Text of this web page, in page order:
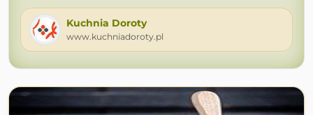
Kuchnia Doroty
www.kuchniadoroty.pl